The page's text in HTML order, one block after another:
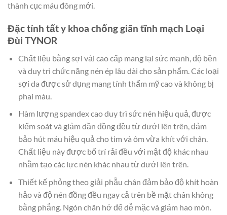
thành cục máu đông mới.
Đặc tính tất y khoa chống giãn tĩnh mạch Loại
Đùi TYNOR
Chất liệu bằng sợi vải cao cấp mang lại sức mạnh, độ bền
và duy trì chức năng nén ép lâu dài cho sản phẩm. Các loại
sợi da được sử dụng mang tính thẩm mỹ cao và không bị
phai màu.
Hàm lượng spandex cao duy trì sức nén hiệu quả, được
kiểm soát và giảm dần đồng đều từ dưới lên trên, đảm
bảo hút máu hiệu quả cho tim và ôm vừa khít với chân.
Chất liệu này được bố trí rải đều với mật độ khác nhau
nhằm tạo các lực nén khác nhau từ dưới lên trên.
Thiết kế phỏng theo giải phẫu chân đảm bảo độ khít hoàn
hảo và độ nén đồng đều ngay cả trên bề mặt chân không
bằng phẳng. Ngón chân hở để dễ mặc và giảm hao mòn.